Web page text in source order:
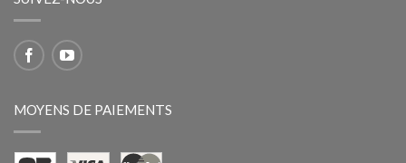
MOYENS DE PAIEMENTS